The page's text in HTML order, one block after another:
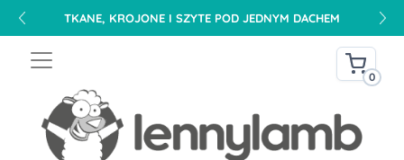
TKANE, KROJONE I SZYTE POD JEDNYM DACHEM
0